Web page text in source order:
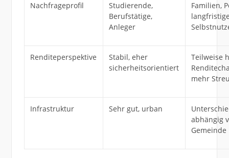
Nachfrageprofil
Studierende,
Berufstätige,
Anleger
Familien,
Renditeperspektive
Stabil, eher
sicherheitsorientiert
Teilweise
mehr
Infrastruktur Sehr gut, urban
abhängig
Gemeinde